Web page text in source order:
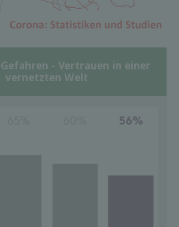
- Vertrauen in einer
vernetzten Welt